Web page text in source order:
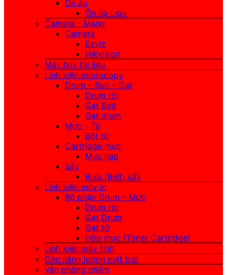
Ổn áp
Ổn áp Lioa
Camera – Mạng
Camera
Ezviz
Hikvision
Máy huỷ tài liệu
Linh kiện photocopy
Drum – Belt – Gạt
Drum rời
Gạt Betl
Gạt drum
Mực – Từ
Bột từ
Cartridge mực
Mực nạp
Sấy
Rulo (Belt) sấy
Linh kiện máy in
Bộ phận Drum – Mực
Drum rời
Gạt Drum
Gạt từ
Hộp mực (Toner Cartridge)
Linh kiện máy tính
Đèn năng lượng mặt trời
Văn phòng phẩm